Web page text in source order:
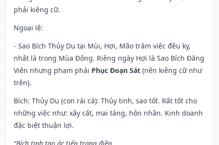
phải kiêng cữ.
Ngoại lệ:
- Sao Bích Thủy Du tại Mùi, Hợi, Mão trăm việc đều kỵ,
nhất là trong Mùa Đông. Riêng ngày Hợi là Sao Bích Đăng
Viên nhưng phạm phải Phục Đoạn Sát (nên kiêng cữ như
trên).
Bích: Thủy Du (con rái cá): Thủy tinh, sao tốt. Rất tốt cho
những việc như: xây cất, mai táng, hôn nhân. Kinh doanh
đặc biệt thuận lợi.